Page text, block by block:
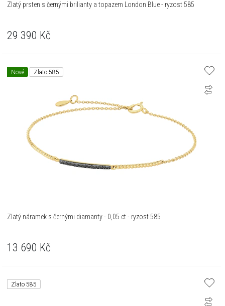
Zlatý prsten s černými brilianty a topazem London Blue - ryzost 585
29 390 Kč
Nové Zlato 585
Zlatý náramek s černými diamanty - 0,05 ct - ryzost 585
13 690 Kč
Zlato 585